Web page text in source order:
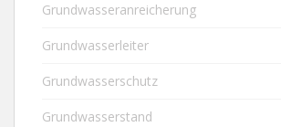
Grundwasseranreicherung
Grundwasserleiter
Grundwasserschutz
Grundwasserstand